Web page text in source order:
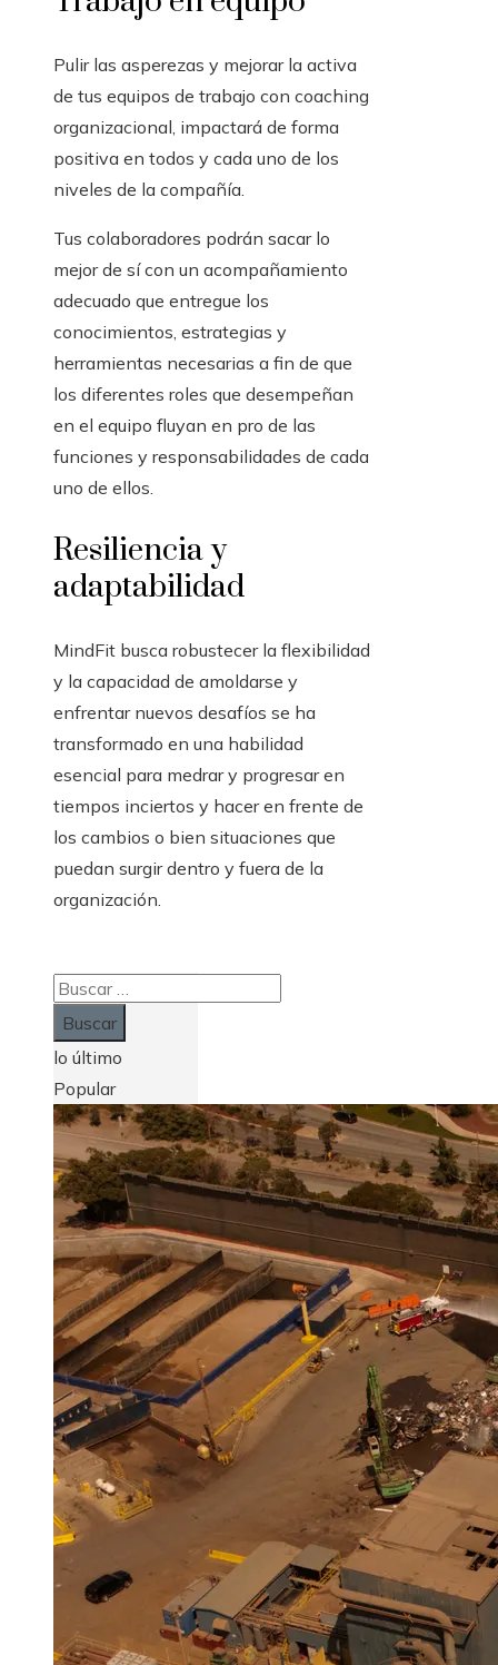
Pulir las asperezas y mejorar la activa
de tus equipos de trabajo con coaching
organizacional, impactará de forma
positiva en todos y cada uno de los
niveles de la compañía.
Tus colaboradores podrán sacar lo
mejor de sí con un acompañamiento
adecuado que entregue los
conocimientos, estrategias y
herramientas necesarias a fin de que
los diferentes roles que desempeñan
en el equipo fluyan en pro de las
funciones y responsabilidades de cada
uno de ellos.
Resiliencia y
adaptabilidad
MindFit busca robustecer la flexibilidad
y la capacidad de amoldarse y
enfrentar nuevos desafíos se ha
transformado en una habilidad
esencial para medrar y progresar en
tiempos inciertos y hacer en frente de
los cambios o bien situaciones que
puedan surgir dentro y fuera de la
organización.
Buscar:
lo último
Popular